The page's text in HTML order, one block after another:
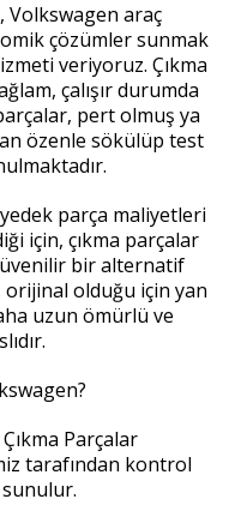
Volkswagen araç
çözümler sunmak
veriyoruz. Çıkma
çalışır durumda
pert olmuş ya
özenle sökülüp test
parça maliyetleri
için, çıkma parçalar
bir alternatif
orijinal olduğu için yan
uzun ömürlü ve
Parçalar
tarafından kontrol